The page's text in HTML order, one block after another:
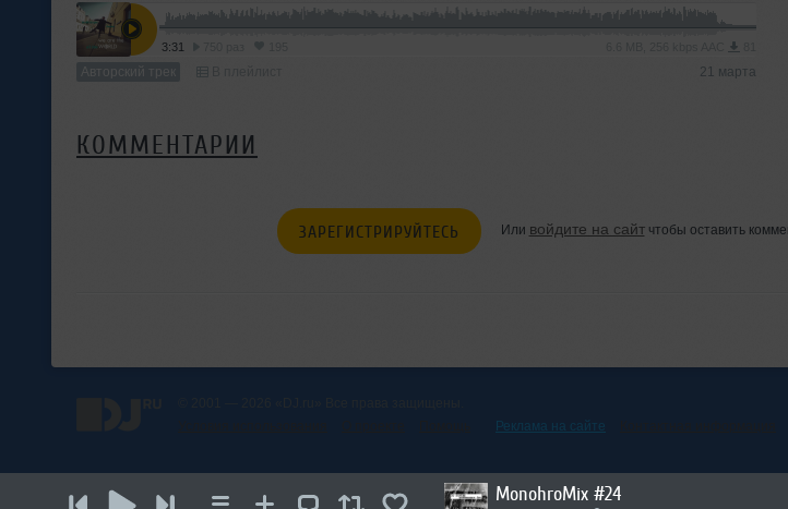
MonohroMix #24
3:31
Авторский трек 21 марта
КОММЕНТАРИИ
ЗАРЕГИСТРИРУЙТЕСЬ Или войдите на сайтчтобы оставить
Реклама на сайте